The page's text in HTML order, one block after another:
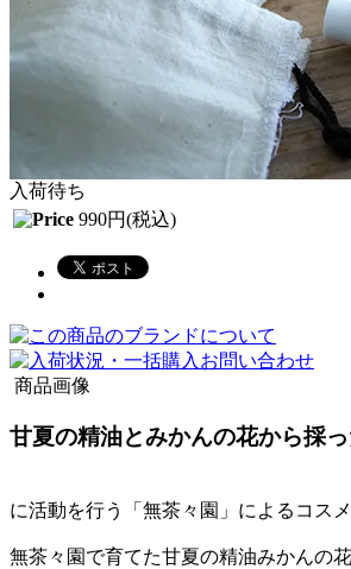
入荷待ち
990円(税込)
商品画像
甘夏の精油とみかんの花から採
に活動を行う「無茶々園」によるコス
無茶々園で育てた甘夏の精油みかんの